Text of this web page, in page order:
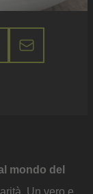
mondo del
Un vero e